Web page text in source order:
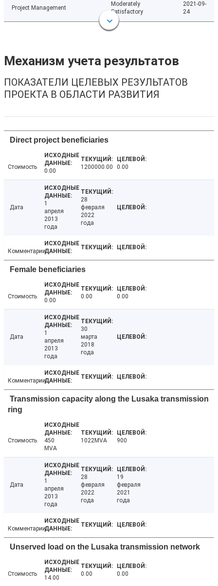
Project Management
Moderately
Satisfactory
2021-09-
24
Механизм учета результатов
ПОКАЗАТЕЛИ ЦЕЛЕВЫХ РЕЗУЛЬТАТОВ
ПРОЕКТА В ОБЛАСТИ РАЗВИТИЯ
Direct project beneficiaries
Стоимость
0.00
1200000.00 0.00
Дата
1
апреля
2013
года
28
февраля
2022
года
Комментарии
Female beneficiaries
Стоимость
0.00
0.00 0.00
Дата
1
апреля
2013
года
30
марта
2018
года
Комментарии
Transmission capacity along the Lusaka transmission
ring
Стоимость
450
MVA
1022MVA 900
Дата
1
апреля
2013
года
28
февраля
2022
года
19
февраля
2021
года
Комментарии
Unserved load on the Lusaka transmission network
Стоимость
14.00
0.00 0.00